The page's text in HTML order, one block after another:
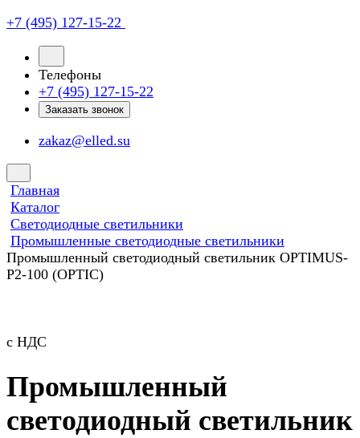
+7 (495) 127-15-22
Телефоны
+7 (495) 127-15-22
Заказать звонок
zakaz@elled.su
Главная
Каталог
Светодиодные светильники
Промышленные светодиодные светильники
Промышленный светодиодный светильник OPTIMUS-
P2-100 (OPTIC)
с НДС
Промышленный
светодиодный светильник